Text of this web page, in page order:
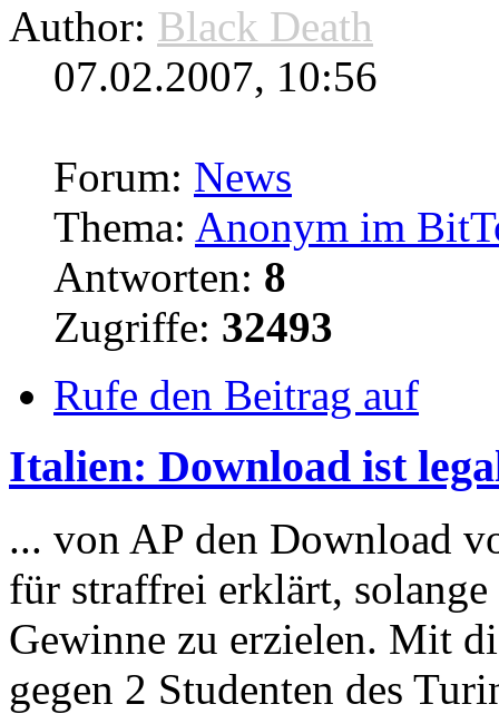
Author: Black Death
07.02.2007, 10:56
Forum: News
Thema: Anonym im
Antworten: 8
Zugriffe: 32493
Rufe den Beitrag auf
Italien: Download ist
... von AP den Download
für straffrei erklärt,
Gewinne zu erzielen. Mit
gegen 2 Studenten des